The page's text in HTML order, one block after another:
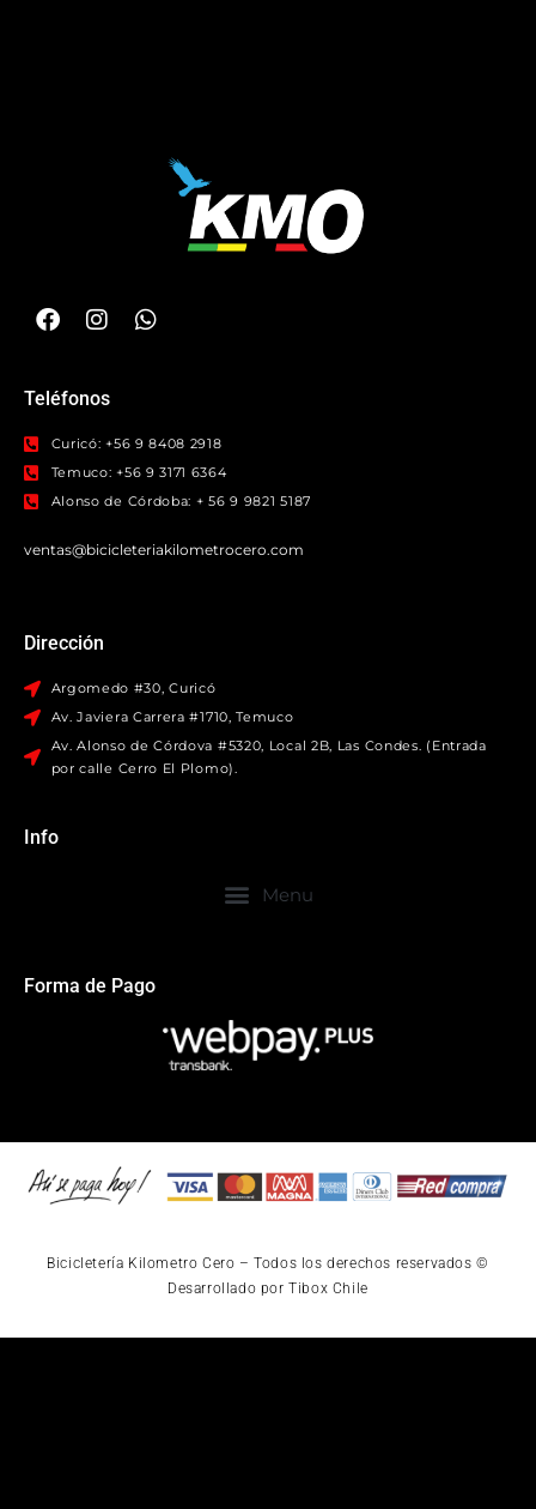
Teléfonos
Curicó: +56 9 8408 2918
Temuco: +56 9 3171 6364
Alonso de Córdoba: + 56 9 9821 5187
ventas@bicicleteriakilometrocero.com
Dirección
Argomedo #30, Curicó
Av. Javiera Carrera #1710, Temuco
Av. Alonso de Córdova #5320, Local 2B, Las Condes. (Entrada
por calle Cerro El Plomo).
Info
Forma de Pago
Bicicletería Kilometro Cero – Todos los derechos reservados ©
Desarrollado por Tibox Chile